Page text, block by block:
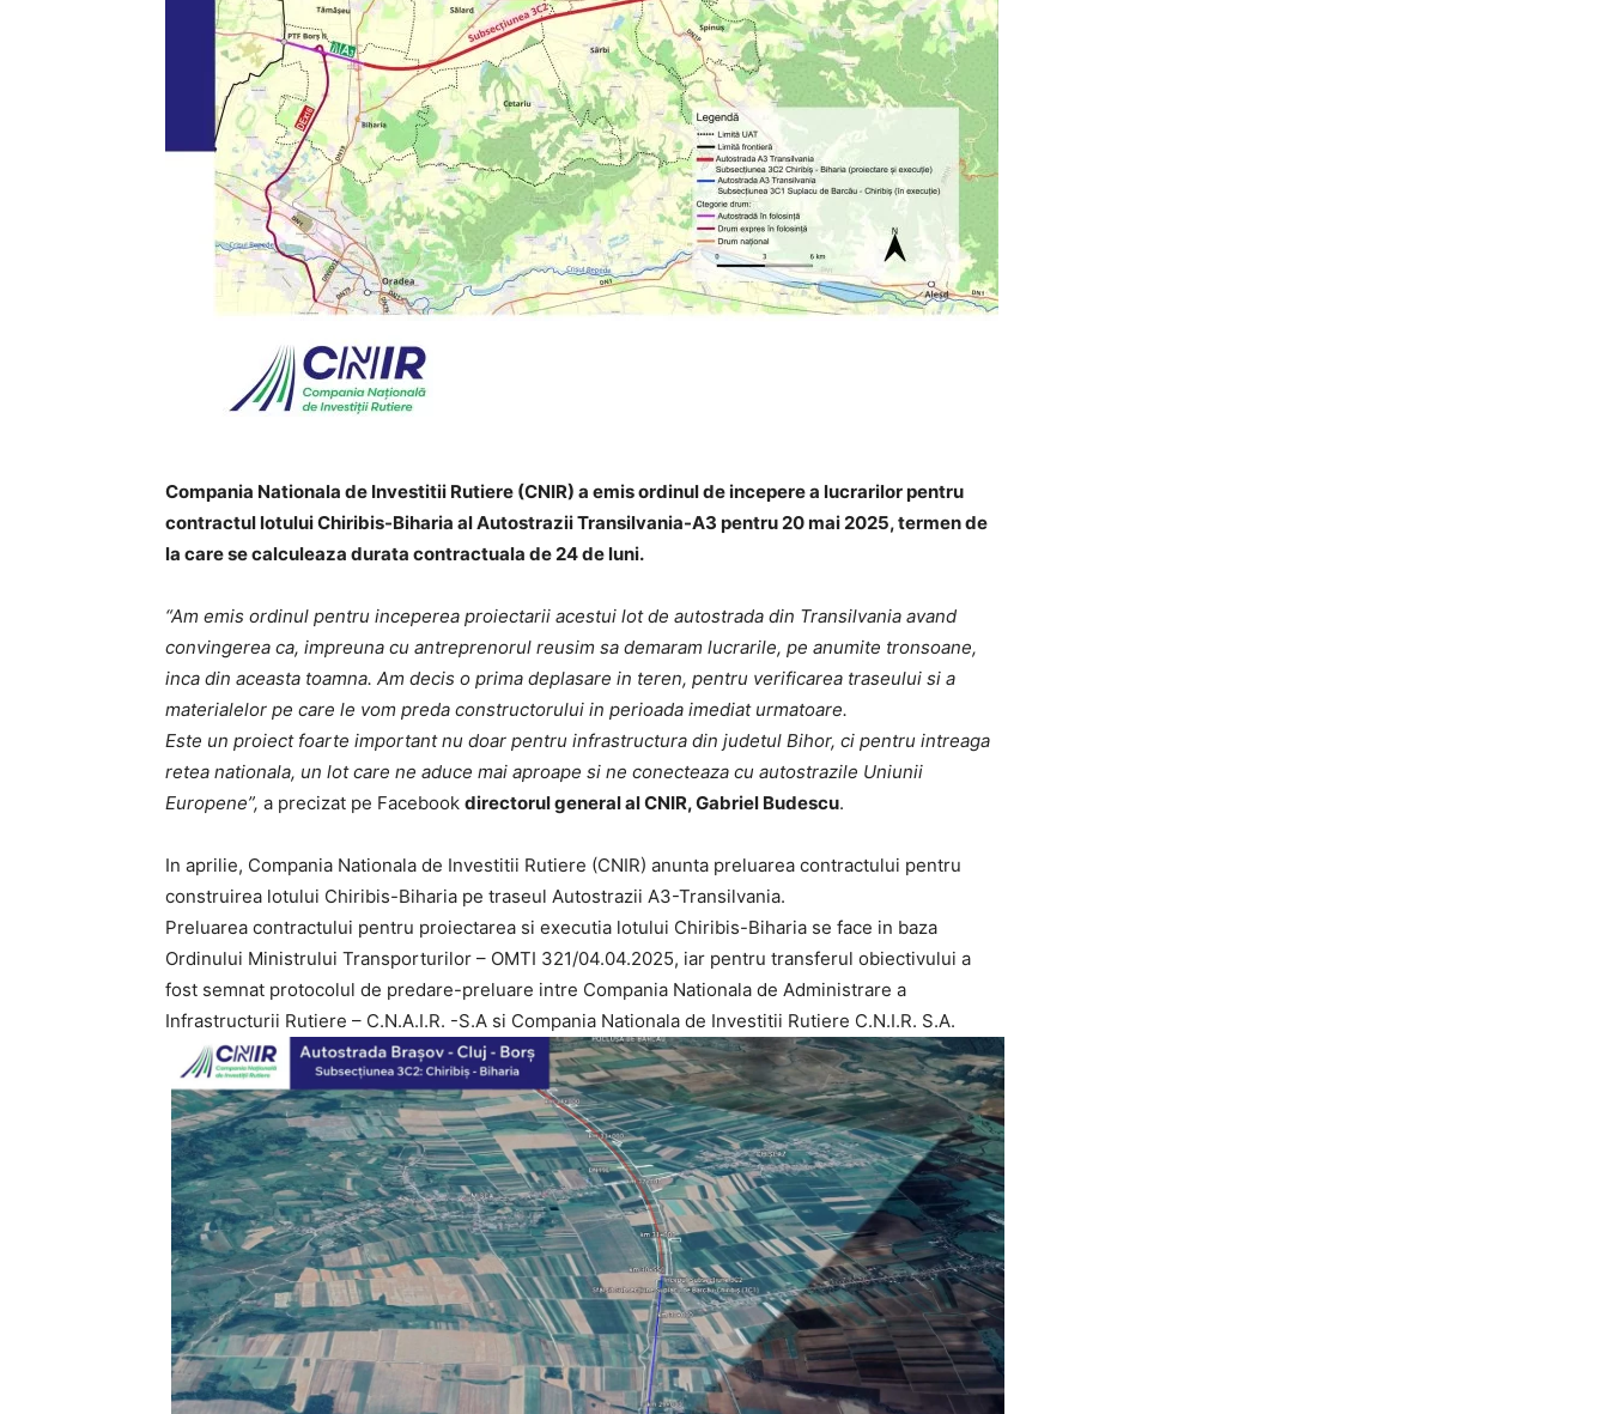
Compania Nationala de Investitii Rutiere (CNIR) a emis ordinul de incepere a lucrarilor pentru
contractul lotului Chiribis-Biharia al Autostrazii Transilvania-A3 pentru 20 mai 2025, termen de
la care se calculeaza durata contractuala de 24 de luni.
“Am emis ordinul pentru inceperea proiectarii acestui lot de autostrada din Transilvania avand
convingerea ca, impreuna cu antreprenorul reusim sa demaram lucrarile, pe anumite tronsoane,
inca din aceasta toamna. Am decis o prima deplasare in teren, pentru verificarea traseului si a
materialelor pe care le vom preda constructorului in perioada imediat urmatoare.
Este un proiect foarte important nu doar pentru infrastructura din judetul Bihor, ci pentru intreaga
retea nationala, un lot care ne aduce mai aproape si ne conecteaza cu autostrazile Uniunii
Europene”, a precizat pe Facebook directorul general al CNIR, Gabriel Budescu.
In aprilie, Compania Nationala de Investitii Rutiere (CNIR) anunta preluarea contractului pentru
construirea lotului Chiribis-Biharia pe traseul Autostrazii A3-Transilvania.
Preluarea contractului pentru proiectarea si executia lotului Chiribis-Biharia se face in baza
Ordinului Ministrului Transporturilor – OMTI 321/04.04.2025, iar pentru transferul obiectivului a
fost semnat protocolul de predare-preluare intre Compania Nationala de Administrare a
Infrastructurii Rutiere – C.N.A.I.R. -S.A si Compania Nationala de Investitii Rutiere C.N.I.R. S.A.